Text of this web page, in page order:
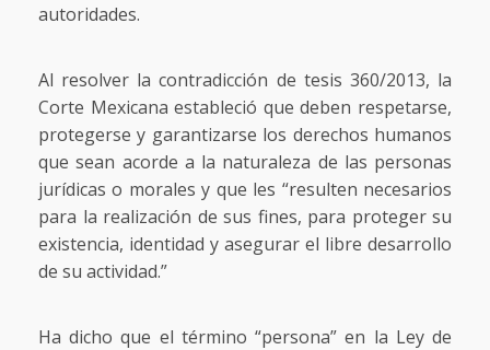
autoridades.
Al resolver la contradicción de tesis 360/2013, la
Corte Mexicana estableció que deben respetarse,
protegerse y garantizarse los derechos humanos
que sean acorde a la naturaleza de las personas
jurídicas o morales y que les “resulten necesarios
para la realización de sus fines, para proteger su
existencia, identidad y asegurar el libre desarrollo
de su actividad.”
Ha dicho que el término “persona” en la Ley de